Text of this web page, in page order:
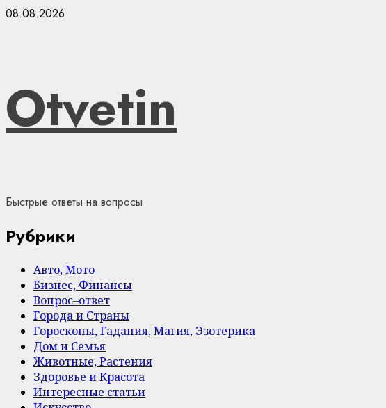
Skip
08.08.2026
Otvetin
Быстрые ответы на вопросы
Рубрики
Авто, Мото
Бизнес, Финансы
Вопрос–ответ
Города и Страны
Гороскопы, Гадания, Магия, Эзотерика
Дом и Семья
Животные, Растения
Здоровье и Красота
Интересные статьи